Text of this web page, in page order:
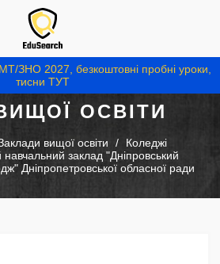
ЗНО 2027, безкоштовні пробні уроки,
тисни ТУТ
ОСВІТИ
вищої освіти
Коледжі
заклад "Дніпровський
Дніпропетровської обласної ради